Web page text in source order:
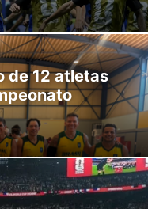
de 12 atletas